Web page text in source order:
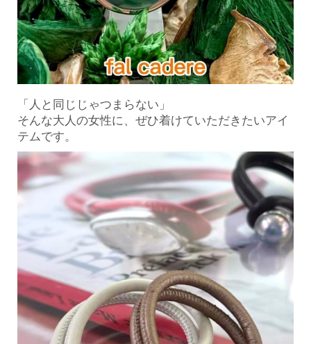
「人と同じじゃつまらない」
そんな大人の女性に、ぜひ着けていただきたいアイ
テムです。